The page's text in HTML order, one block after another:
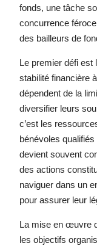
fonds, une tâche
concurrence
des bailleurs de
Le premier défi est
stabilité financière
dépendent de la
diversifier leurs
c’est les
bénévoles
devient souvent
des actions
naviguer dans un
pour assurer leur
La mise en œuvre
les objectifs